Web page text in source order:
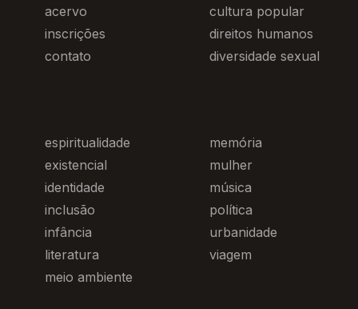
acervo
inscrições
contato
cultura popular
direitos humanos
diversidade sexual
espiritualidade
existencial
identidade
inclusão
infância
literatura
meio ambiente
memória
mulher
música
política
urbanidade
viagem